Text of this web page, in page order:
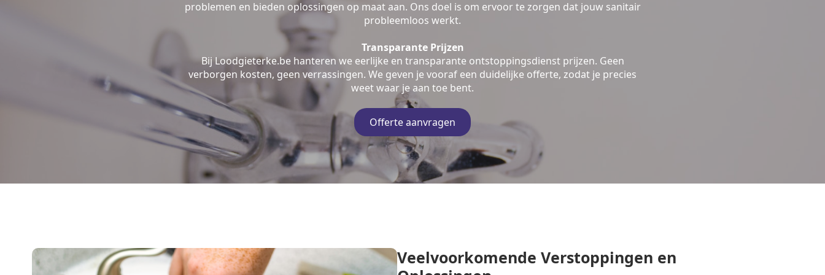
problemen en bieden oplossingen op maat aan. Ons doel is om ervoor te zorgen dat jouw sanitair
probleemloos werkt.
Transparante Prijzen
Bij Loodgieterke.be hanteren we eerlijke en transparante ontstoppingsdienst prijzen. Geen
verborgen kosten, geen verrassingen. We geven je vooraf een duidelijke offerte, zodat je precies
weet waar je aan toe bent.
Offerte aanvragen
Veelvoorkomende Verstoppingen en